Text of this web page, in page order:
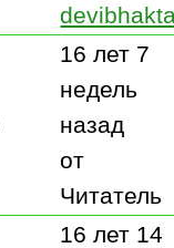
16 лет 7
недель
назад
от
Читатель
16 лет 14